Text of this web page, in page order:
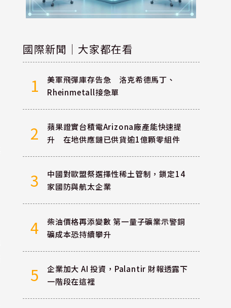
國際新聞｜大家都在看
1
美軍飛彈庫存告急 洛克希德馬丁、
Rheinmetall接急單
2
蘋果證實台積電Arizona廠產能快速提
升 在地供應鏈已供貨逾1億顆零組件
3
中國對歐盟祭選擇性稀土管制，鎖定14
家國防與航太企業
4
柴油價格再添變數 第一量子礦業示警銅
礦成本恐持續攀升
5
企業加大 AI 投資，Palantir 財報透露下
一階段在這裡